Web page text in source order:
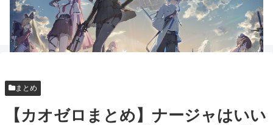
まとめ
【カオゼロまとめ】ナージャはいい